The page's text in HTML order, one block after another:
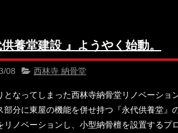
供養堂建設 』ようやく始動。
08 西林寺 納骨堂
となってしまった西林寺納骨堂リノベーショ
部分に東屋の機能を併せ持つ『永代供養堂』
リノベーションし、小型納骨檀を設置するプ